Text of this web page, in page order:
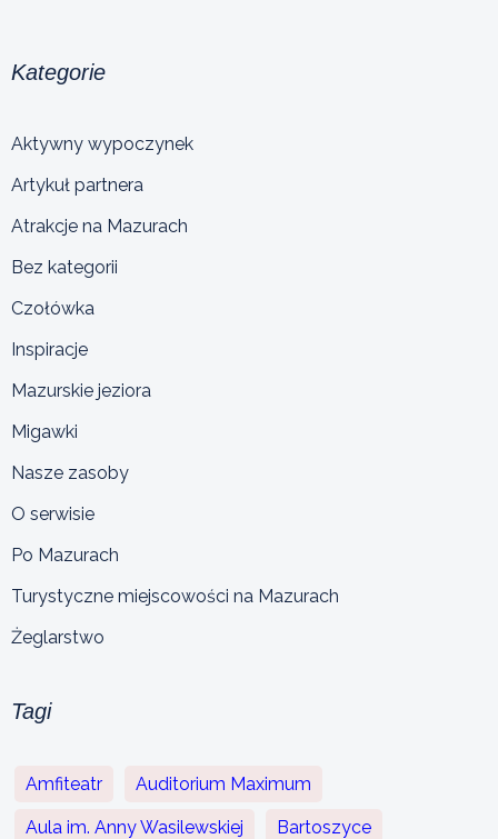
Kategorie
Aktywny wypoczynek
Artykuł partnera
Atrakcje na Mazurach
Bez kategorii
Czołówka
Inspiracje
Mazurskie jeziora
Migawki
Nasze zasoby
O serwisie
Po Mazurach
Turystyczne miejscowości na Mazurach
Żeglarstwo
Tagi
Amfiteatr Auditorium Maximum
Aula im. Anny Wasilewskiej Bartoszyce